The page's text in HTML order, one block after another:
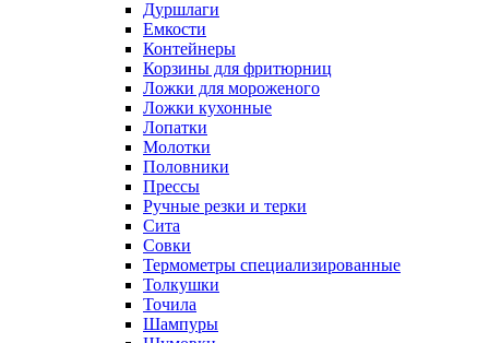
Дуршлаги
Емкости
Контейнеры
Корзины для фритюрниц
Ложки для мороженого
Ложки кухонные
Лопатки
Молотки
Половники
Прессы
Ручные резки и терки
Сита
Совки
Термометры специализированные
Толкушки
Точила
Шампуры